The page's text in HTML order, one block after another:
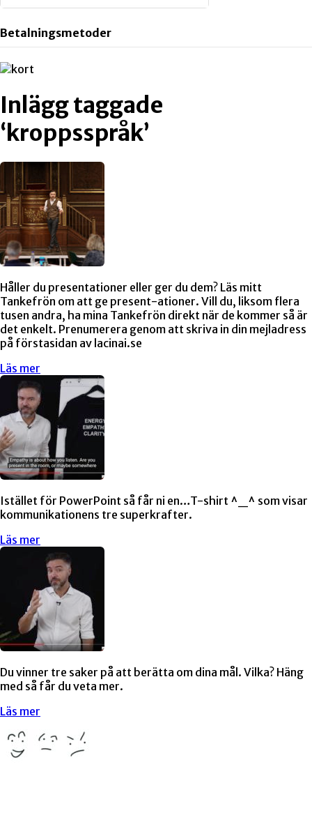
Betalningsmetoder
Inlägg taggade
‘kroppsspråk’
Håller du presentationer eller ger du dem? Läs mitt
Tankefrön om att ge present-ationer. Vill du, liksom flera
tusen andra, ha mina Tankefrön direkt när de kommer så är
det enkelt. Prenumerera genom att skriva in din mejladress
på förstasidan av lacinai.se
Läs mer
Istället för PowerPoint så får ni en…T-shirt ^_^ som visar
kommunikationens tre superkrafter.
Läs mer
Du vinner tre saker på att berätta om dina mål. Vilka? Häng
med så får du veta mer.
Läs mer